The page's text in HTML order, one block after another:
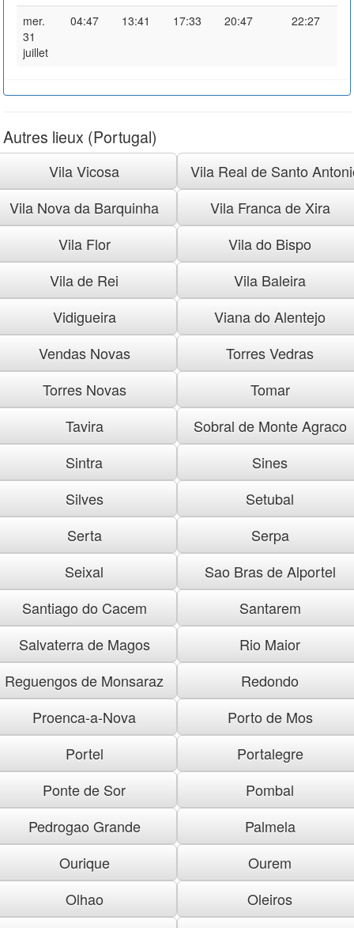
mer.
31
juillet
04:47 13:41 17:33 20:47 22:27
Autres lieux (Portugal)
Vila Vicosa
Vila Real de Santo
Vila Nova da Barquinha
Vila Franca de Xira
Vila Flor
Vila do Bispo
Vila de Rei
Vila Baleira
Vidigueira
Viana do Alentejo
Vendas Novas
Torres Vedras
Torres Novas
Tomar
Tavira
Sobral de Monte Agraco
Sintra
Sines
Silves
Setubal
Serta
Serpa
Seixal
Sao Bras de Alportel
Santiago do Cacem
Santarem
Salvaterra de Magos
Rio Maior
Reguengos de Monsaraz
Redondo
Proenca-a-Nova
Porto de Mos
Portel
Portalegre
Ponte de Sor
Pombal
Pedrogao Grande
Palmela
Ourique
Ourem
Olhao
Oleiros